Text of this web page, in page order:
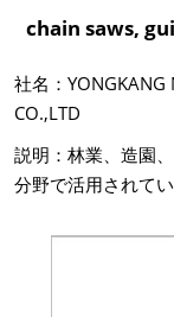
chain saws,
社名：YONGKANG
CO.,LTD
説明：林業、造園
分野で活用されてい